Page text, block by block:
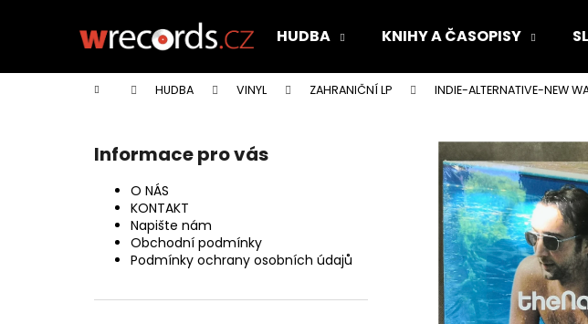
HUDBA KNIHY A ČASOPISY
Domů HUDBA VINYL ZAHRANIČNÍ LP INDIE-ALTERNATIVE-NEW
Informace pro vás
O NÁS
KONTAKT
Napište nám
Obchodní podmínky
Podmínky ochrany osobních údajů
í
Zpět
do
Zpět
do
Co